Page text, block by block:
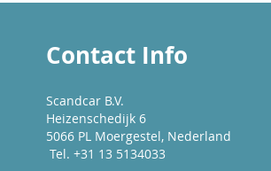
Contact Info
Scandcar B.V.
Heizenschedijk 6
5066 PL Moergestel, Nederland
Tel. +31 13 5134033